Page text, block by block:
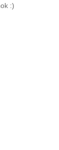
:)